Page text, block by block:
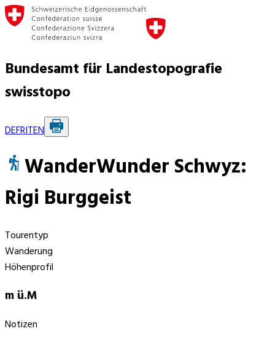
Bundesamt für Landestopografie
swisstopo
DEFRITEN
WanderWunder Schwyz:
Rigi Burggeist
Tourentyp
Wanderung
Höhenprofil
m ü.M
Notizen